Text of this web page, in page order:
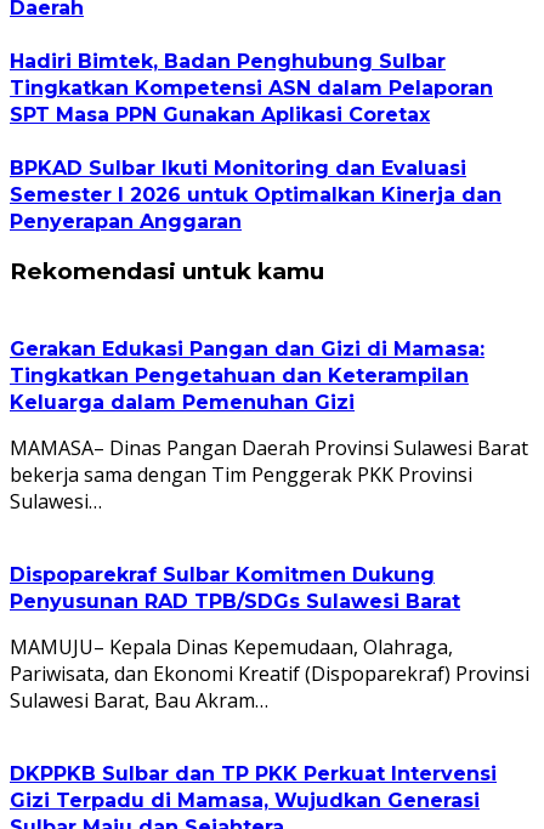
Daerah
Hadiri Bimtek, Badan Penghubung Sulbar
Tingkatkan Kompetensi ASN dalam Pelaporan
SPT Masa PPN Gunakan Aplikasi Coretax
BPKAD Sulbar Ikuti Monitoring dan Evaluasi
Semester I 2026 untuk Optimalkan Kinerja dan
Penyerapan Anggaran
Rekomendasi untuk kamu
Gerakan Edukasi Pangan dan Gizi di Mamasa:
Tingkatkan Pengetahuan dan Keterampilan
Keluarga dalam Pemenuhan Gizi
MAMASA– Dinas Pangan Daerah Provinsi Sulawesi Barat
bekerja sama dengan Tim Penggerak PKK Provinsi
Sulawesi…
Dispoparekraf Sulbar Komitmen Dukung
Penyusunan RAD TPB/SDGs Sulawesi Barat
MAMUJU– Kepala Dinas Kepemudaan, Olahraga,
Pariwisata, dan Ekonomi Kreatif (Dispoparekraf) Provinsi
Sulawesi Barat, Bau Akram…
DKPPKB Sulbar dan TP PKK Perkuat Intervensi
Gizi Terpadu di Mamasa, Wujudkan Generasi